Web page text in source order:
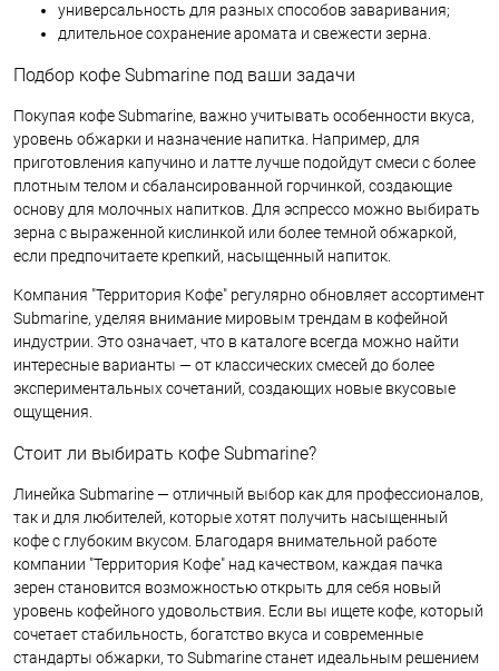
универсальность для разных способов заваривания;
длительное сохранение аромата и свежести зерна.
Подбор кофе Submarine под ваши задачи
Покупая кофе Submarine, важно учитывать особенности вкуса,
уровень обжарки и назначение напитка. Например, для
приготовления капучино и латте лучше подойдут смеси с более
плотным телом и сбалансированной горчинкой, создающие
основу для молочных напитков. Для эспрессо можно выбирать
зерна с выраженной кислинкой или более темной обжаркой,
если предпочитаете крепкий, насыщенный напиток.
Компания "Территория Кофе" регулярно обновляет ассортимент
Submarine, уделяя внимание мировым трендам в кофейной
индустрии. Это означает, что в каталоге всегда можно найти
интересные варианты — от классических смесей до более
экспериментальных сочетаний, создающих новые вкусовые
ощущения.
Стоит ли выбирать кофе Submarine?
Линейка Submarine — отличный выбор как для профессионалов,
так и для любителей, которые хотят получить насыщенный
кофе с глубоким вкусом. Благодаря внимательной работе
компании "Территория Кофе" над качеством, каждая пачка
зерен становится возможностью открыть для себя новый
уровень кофейного удовольствия. Если вы ищете кофе, который
сочетает стабильность, богатство вкуса и современные
стандарты обжарки, то Submarine станет идеальным решением